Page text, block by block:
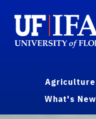
Agriculture
What's New